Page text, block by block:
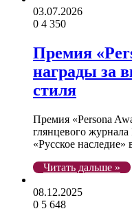
03.07.2026
0 4 350
Премия
награды за
стиля
Премия «Persona
глянцевого журнала
«Русское
Читать дальше »
08.12.2025
0 5 648